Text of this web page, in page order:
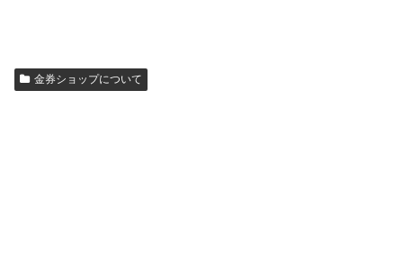
金券ショップについて